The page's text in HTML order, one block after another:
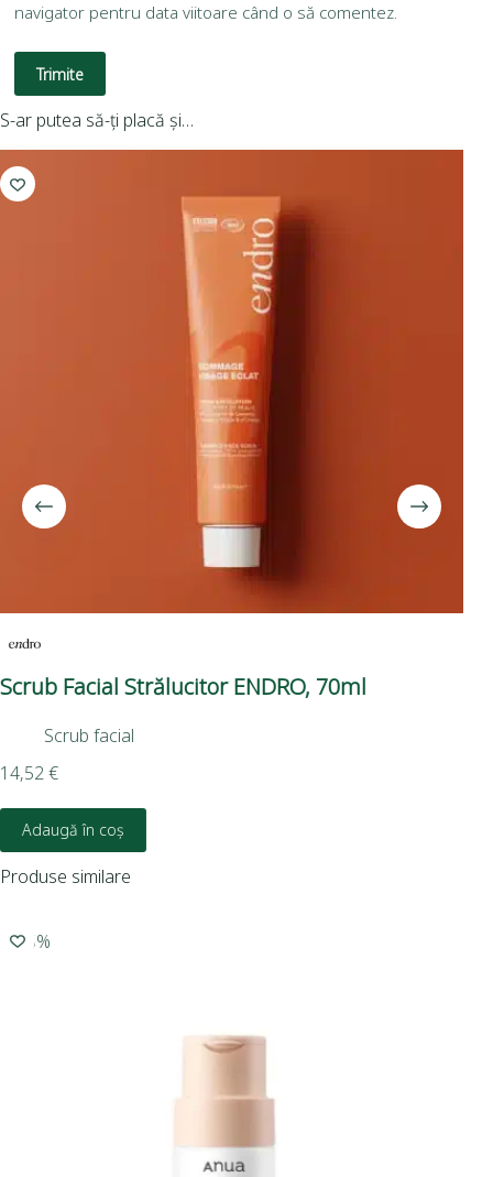
navigator pentru data viitoare când o să comentez.
Trimite
S-ar putea să-ți placă și…
Scrub Facial Strălucitor ENDRO, 70ml
Scrub facial
14,52€
Adaugă în coș
Produse similare
-15%